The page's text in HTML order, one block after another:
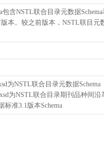
含NSTL联合目录元数据
本。较之前版本，NSTL联目元
为NSTL联合目录元数据Schema
为NSTL联合目录期刊品种间沿
准3.1版本Schema